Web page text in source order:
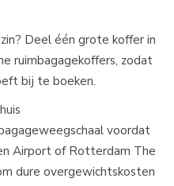
Deel één grote koffer in
ruimbagagekoffers, zodat
bij te boeken.
voordat
Airport of Rotterdam The
dure overgewichtskosten